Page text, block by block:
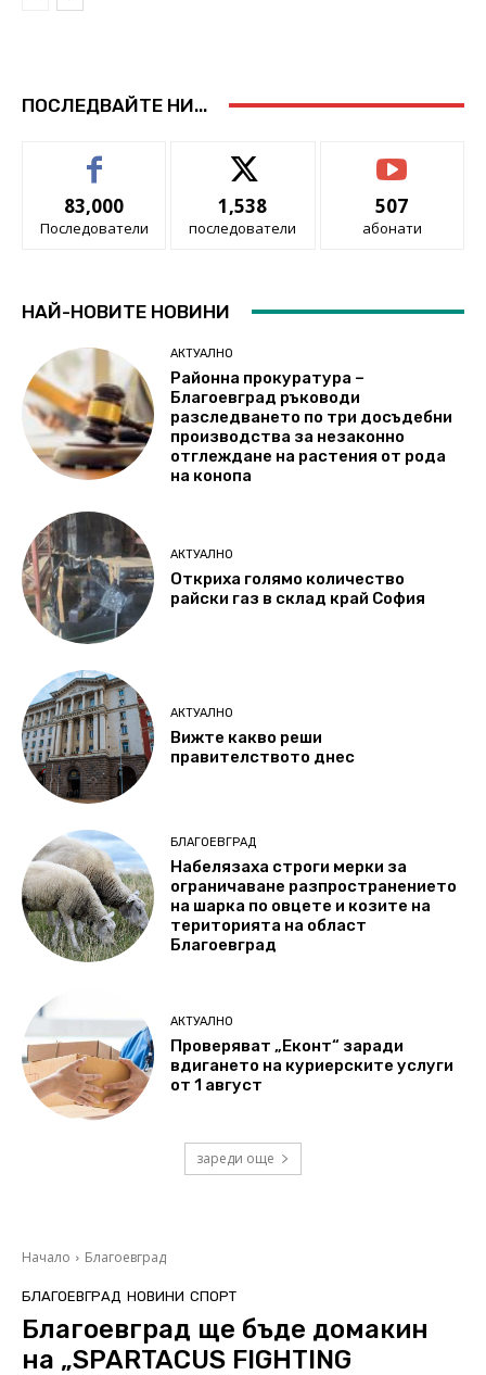
ПОСЛЕДВАЙТЕ НИ...
83,000
Последователи
1,538
последователи
507
абонати
НАЙ-НОВИТЕ НОВИНИ
АКТУАЛНО
Районна прокуратура –
Благоевград ръководи
разследването по три досъдебни
производства за незаконно
отглеждане на растения от рода
на конопа
АКТУАЛНО
Откриха голямо количество
райски газ в склад край София
АКТУАЛНО
Вижте какво реши
правителството днес
БЛАГОЕВГРАД
Набелязаха строги мерки за
ограничаване разпространението
на шарка по овцете и козите на
територията на област
Благоевград
АКТУАЛНО
Проверяват „Еконт“ заради
вдигането на куриерските услуги
от 1 август
зареди още